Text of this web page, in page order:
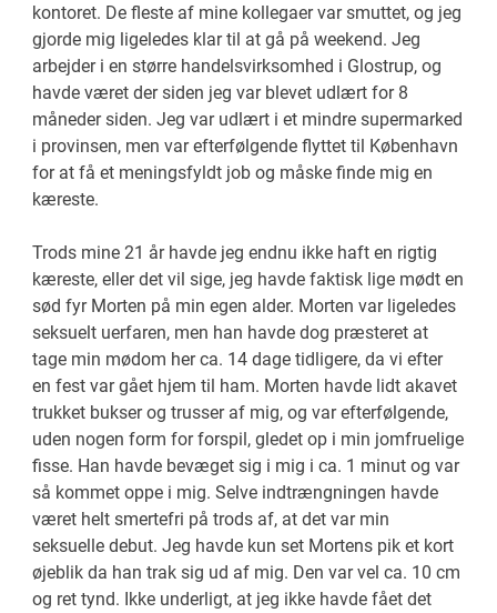
kontoret. De fleste af mine kollegaer var smuttet, og jeg
gjorde mig ligeledes klar til at gå på weekend. Jeg
arbejder i en større handelsvirksomhed i Glostrup, og
havde været der siden jeg var blevet udlært for 8
måneder siden. Jeg var udlært i et mindre supermarked
i provinsen, men var efterfølgende flyttet til København
for at få et meningsfyldt job og måske finde mig en
kæreste.
Trods mine 21 år havde jeg endnu ikke haft en rigtig
kæreste, eller det vil sige, jeg havde faktisk lige mødt en
sød fyr Morten på min egen alder. Morten var ligeledes
seksuelt uerfaren, men han havde dog præsteret at
tage min mødom her ca. 14 dage tidligere, da vi efter
en fest var gået hjem til ham. Morten havde lidt akavet
trukket bukser og trusser af mig, og var efterfølgende,
uden nogen form for forspil, gledet op i min jomfruelige
fisse. Han havde bevæget sig i mig i ca. 1 minut og var
så kommet oppe i mig. Selve indtrængningen havde
været helt smertefri på trods af, at det var min
seksuelle debut. Jeg havde kun set Mortens pik et kort
øjeblik da han trak sig ud af mig. Den var vel ca. 10 cm
og ret tynd. Ikke underligt, at jeg ikke havde fået det